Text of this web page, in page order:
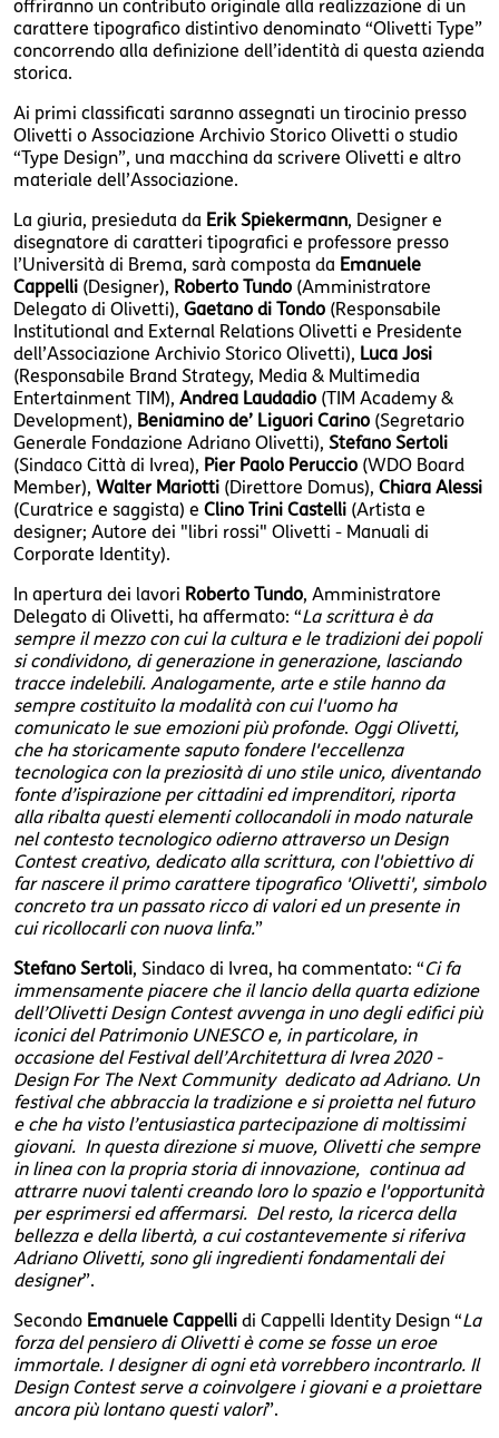
offriranno un contributo originale alla realizzazione di un
carattere tipografico distintivo denominato “Olivetti Type”
concorrendo alla definizione dell’identità di questa azienda
storica.
Ai primi classificati saranno assegnati un tirocinio presso
Olivetti o Associazione Archivio Storico Olivetti o studio
“Type Design”, una macchina da scrivere Olivetti e altro
materiale dell’Associazione.
La giuria, presieduta da Erik Spiekermann, Designer e
disegnatore di caratteri tipografici e professore presso
l’Università di Brema, sarà composta da Emanuele
Cappelli (Designer), Roberto Tundo (Amministratore
Delegato di Olivetti), Gaetano di Tondo (Responsabile
Institutional and External Relations Olivetti e Presidente
dell’Associazione Archivio Storico Olivetti), Luca Josi
(Responsabile Brand Strategy, Media & Multimedia
Entertainment TIM), Andrea Laudadio (TIM Academy &
Development), Beniamino de’ Liguori Carino (Segretario
Generale Fondazione Adriano Olivetti), Stefano Sertoli
(Sindaco Città di Ivrea), Pier Paolo Peruccio (WDO Board
Member), Walter Mariotti (Direttore Domus), Chiara Alessi
(Curatrice e saggista) e Clino Trini Castelli (Artista e
designer; Autore dei "libri rossi" Olivetti - Manuali di
Corporate Identity).
In apertura dei lavori Roberto Tundo, Amministratore
Delegato di Olivetti, ha affermato: “La scrittura è da
sempre il mezzo con cui la cultura e le tradizioni dei popoli
si condividono, di generazione in generazione, lasciando
tracce indelebili. Analogamente, arte e stile hanno da
sempre costituito la modalità con cui l'uomo ha
comunicato le sue emozioni più profonde. Oggi Olivetti,
che ha storicamente saputo fondere l'eccellenza
tecnologica con la preziosità di uno stile unico, diventando
fonte d’ispirazione per cittadini ed imprenditori, riporta
alla ribalta questi elementi collocandoli in modo naturale
nel contesto tecnologico odierno attraverso un Design
Contest creativo, dedicato alla scrittura, con l'obiettivo di
far nascere il primo carattere tipografico 'Olivetti', simbolo
concreto tra un passato ricco di valori ed un presente in
cui ricollocarli con nuova linfa.”
Stefano Sertoli, Sindaco di Ivrea, ha commentato: “Ci fa
immensamente piacere che il lancio della quarta edizione
dell’Olivetti Design Contest avvenga in uno degli edifici più
iconici del Patrimonio UNESCO e, in particolare, in
occasione del Festival dell’Architettura di Ivrea 2020 -
Design For The Next Community dedicato ad Adriano. Un
festival che abbraccia la tradizione e si proietta nel futuro
e che ha visto l’entusiastica partecipazione di moltissimi
giovani. In questa direzione si muove, Olivetti che sempre
in linea con la propria storia di innovazione, continua ad
attrarre nuovi talenti creando loro lo spazio e l'opportunità
per esprimersi ed affermarsi. Del resto, la ricerca della
bellezza e della libertà, a cui costantevemente si riferiva
Adriano Olivetti, sono gli ingredienti fondamentali dei
designer”.
Secondo Emanuele Cappelli di Cappelli Identity Design “La
forza del pensiero di Olivetti è come se fosse un eroe
immortale. I designer di ogni età vorrebbero incontrarlo. Il
Design Contest serve a coinvolgere i giovani e a proiettare
ancora più lontano questi valori”.